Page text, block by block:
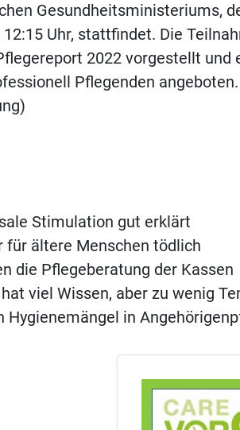
Gesundheitsministeriums,
Uhr, stattfindet. Die
2022 vorgestellt und
Pflegenden angeboten.
Stimulation gut erklärt
für ältere Menschen tödlich
die Pflegeberatung der Kassen
viel Wissen, aber zu wenig
Hygienemängel in